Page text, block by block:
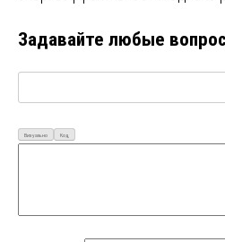
Задавайте любые
Визуально Код